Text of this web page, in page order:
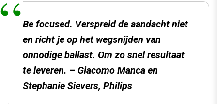
Be focused. Verspreid de aandacht niet
en richt je op het wegsnijden van
onnodige ballast. Om zo snel resultaat
te leveren. – Giacomo Manca en
Stephanie Sievers, Philips